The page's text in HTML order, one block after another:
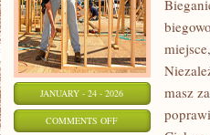
JANUARY - 24 - 2026
COMMENTS OFFON
masz